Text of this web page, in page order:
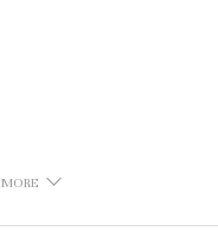
MORE